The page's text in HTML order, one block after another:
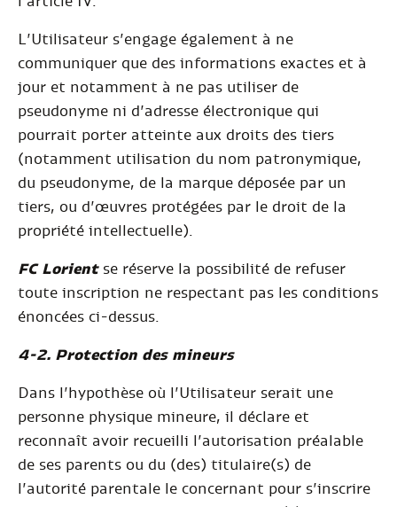
L’Utilisateur s’engage également à ne
communiquer que des informations exactes et à
jour et notamment à ne pas utiliser de
pseudonyme ni d’adresse électronique qui
pourrait porter atteinte aux droits des tiers
(notamment utilisation du nom patronymique,
du pseudonyme, de la marque déposée par un
tiers, ou d’œuvres protégées par le droit de la
propriété intellectuelle).
FC Lorientse réserve la possibilité de refuser
toute inscription ne respectant pas les conditions
énoncées ci-dessus.
4-2. Protection des mineurs
Dans l’hypothèse où l’Utilisateur serait une
personne physique mineure, il déclare et
reconnaît avoir recueilli l’autorisation préalable
de ses parents ou du (des) titulaire(s) de
l’autorité parentale le concernant pour s’inscrire